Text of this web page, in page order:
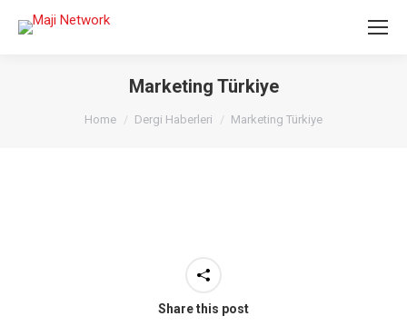
Marketing Türkiye
You are here:
Home Dergi Haberleri Marketing Türkiye
Share this post